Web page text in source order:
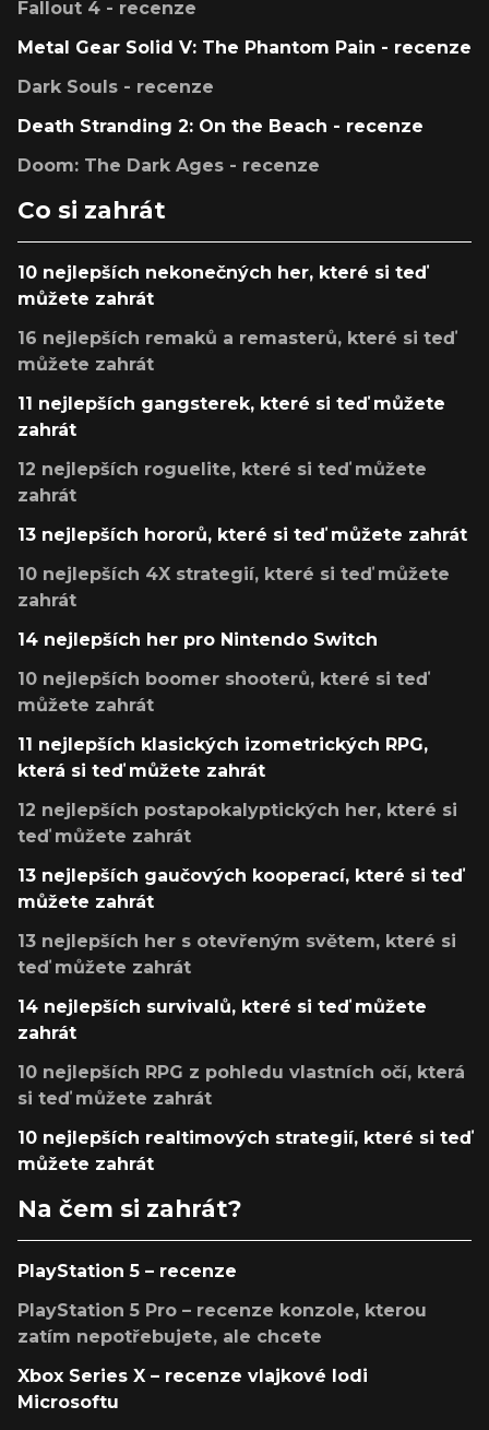
Fallout 4 - recenze
Metal Gear Solid V: The Phantom Pain - recenze
Dark Souls - recenze
Death Stranding 2: On the Beach - recenze
Doom: The Dark Ages - recenze
Co si zahrát
10 nejlepších nekonečných her, které si teď
můžete zahrát
16 nejlepších remaků a remasterů, které si teď
můžete zahrát
11 nejlepších gangsterek, které si teď můžete
zahrát
12 nejlepších roguelite, které si teď můžete
zahrát
13 nejlepších hororů, které si teď můžete zahrát
10 nejlepších 4X strategií, které si teď můžete
zahrát
14 nejlepších her pro Nintendo Switch
10 nejlepších boomer shooterů, které si teď
můžete zahrát
11 nejlepších klasických izometrických RPG,
která si teď můžete zahrát
12 nejlepších postapokalyptických her, které si
teď můžete zahrát
13 nejlepších gaučových kooperací, které si teď
můžete zahrát
13 nejlepších her s otevřeným světem, které si
teď můžete zahrát
14 nejlepších survivalů, které si teď můžete
zahrát
10 nejlepších RPG z pohledu vlastních očí, která
si teď můžete zahrát
10 nejlepších realtimových strategií, které si teď
můžete zahrát
Na čem si zahrát?
PlayStation 5 – recenze
PlayStation 5 Pro – recenze konzole, kterou
zatím nepotřebujete, ale chcete
Xbox Series X – recenze vlajkové lodi
Microsoftu